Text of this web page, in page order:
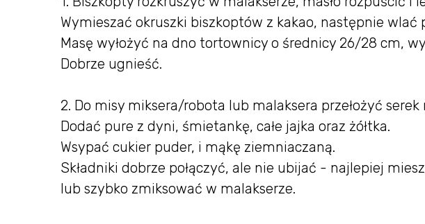
Wymieszać okruszki biszkoptów z kakao, następnie wlać
Masę wyłożyć na dno tortownicy o średnicy 26/28 cm,
Dobrze ugnieść.
2. Do misy miksera/robota lub malaksera przełożyć
Dodać pure z dyni, śmietankę, całe jajka oraz żółtka.
Wsypać cukier puder, i mąkę ziemniaczaną.
Składniki dobrze połączyć, ale nie ubijać - najlepiej
lub szybko zmiksować w malakserze.